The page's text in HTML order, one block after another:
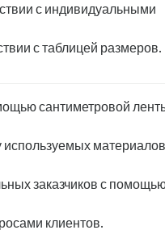
с индивидуальными
с таблицей размеров.
сантиметровой
используемых
заказчиков с
клиентов.